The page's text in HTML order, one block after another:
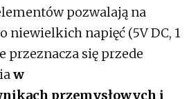
pozwalają na
niewielkich napięć (5V DC, 1
przeznacza się przede
w
przemysłowych i